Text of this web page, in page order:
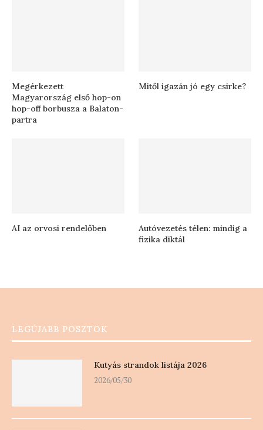
Megérkezett
Magyarország első hop-on
hop-off borbusza a Balaton-
partra
Mitől igazán jó egy csirke?
AI az orvosi rendelőben
Autóvezetés télen: mindig a
fizika diktál
LEGÚJABB POSZTOK
Kutyás strandok listája 2026
2026/05/30